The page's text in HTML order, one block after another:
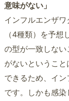
意味がない」
インフルエンザ
（4種類）を予
の型が一致しな
がないというこ
できるため、イ
です。しかも感